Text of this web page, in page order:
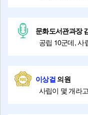
문화도서관과장
공립 10군데, 사
이상걸의원
사립이 몇 개라